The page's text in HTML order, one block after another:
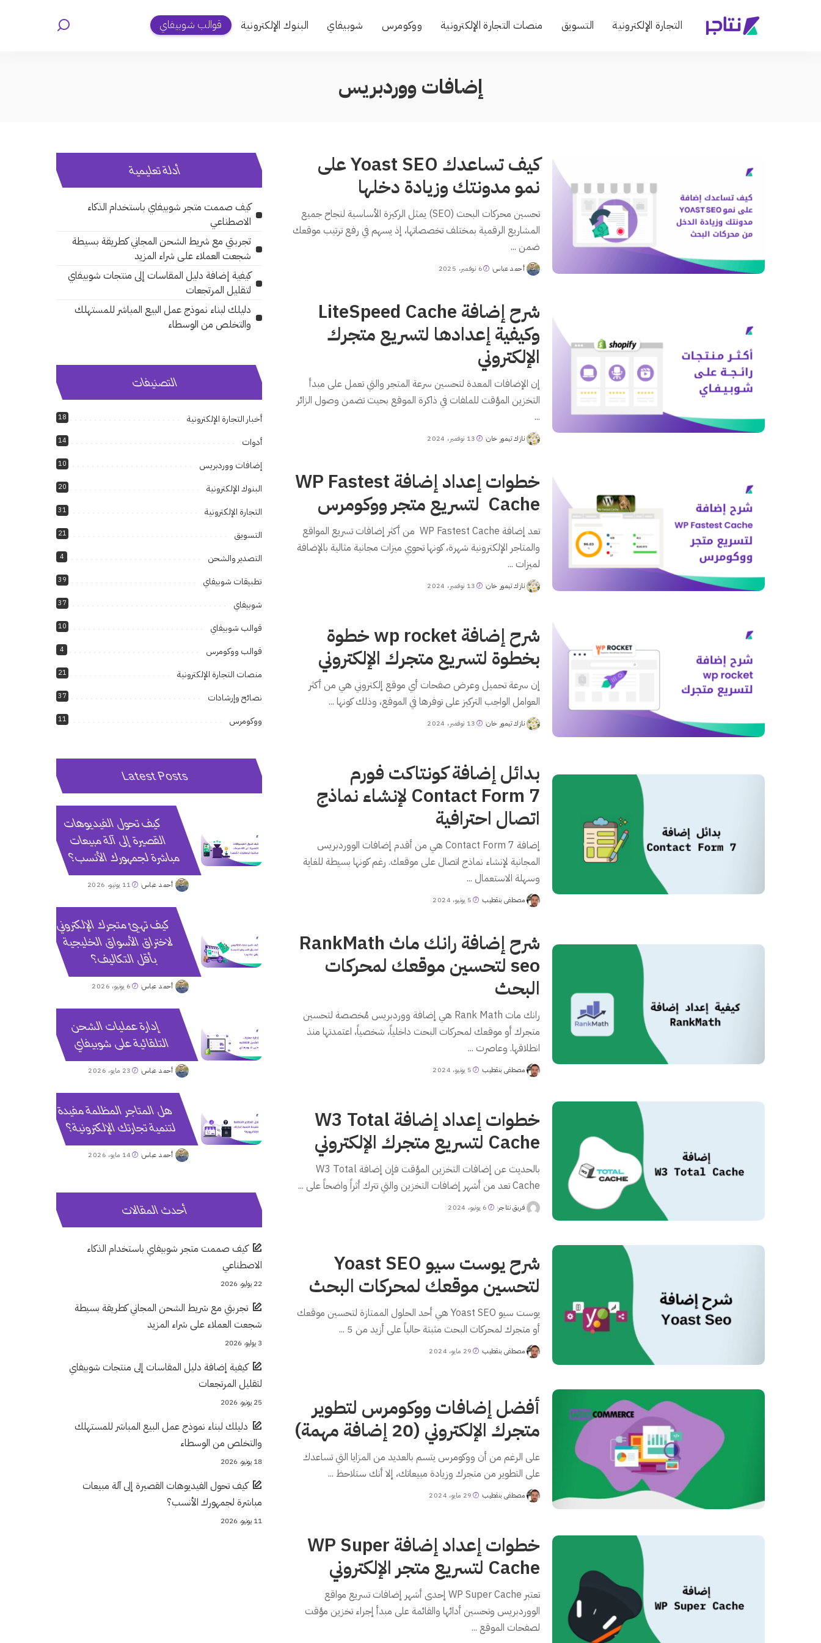
التجارة الإلكترونية التسويق منصات التجارة الإلكترونية ووكومرس شوبيفاي البنوك الإلكترونية قوالب شوبيفاي
إضافات ووردبريس
كيف تساعدك Yoast SEO على
نمو مدونتك وزيادة دخلها
تحسين محركات البحث (SEO) يمثل الركيزة الأساسية لنجاح جميع
المشاريع الرقمية بمختلف تخصصاتها، إذ يسهم في رفع ترتيب موقعك
ضمن ...
Postedأحمد عباس 6 نوفمبر، 2025
شرح إضافة LiteSpeed Cache
وكيفية إعدادها لتسريع متجرك
الإلكتروني
إن الإضافات المعدة لتحسين سرعة المتجر والتي تعمل على مبدأ
التخزين المؤقت للملفات في ذاكرة الموقع بحيث تضمن وصول الزائر
...
Postedنازك تيمور خان 13 نوفمبر، 2024
خطوات إعداد إضافة WP Fastest
Cache لتسريع متجر ووكومرس
تعد إضافة WP Fastest Cache من أكثر إضافات تسريع المواقع
والمتاجر الإلكترونية شهرة، كونها تحوي ميزات مجانية مثالية بالإضافة
لميزات ...
Postedنازك تيمور خان 13 نوفمبر، 2024
شرح إضافة wp rocket خطوة
بخطوة لتسريع متجرك الإلكتروني
إن سرعة تحميل وعرض صفحات أي موقع إلكتروني هي من أكثر
العوامل الواجب التركيز على توفرها في الموقع، وذلك كونها ...
Postedنازك تيمور خان 13 نوفمبر، 2024
بدائل إضافة كونتاكت فورم
Contact Form 7 لإنشاء نماذج
اتصال احترافية
إضافة Contact Form 7 هي من أقدم إضافات الووردبريس
المجانية لإنشاء نماذج اتصال على موقعك. رغم كونها بسيطة للغاية
وسهلة الاستعمال ...
Postedمصطفى بنقطيب 5 يونيو، 2024
شرح إضافة رانك ماث RankMath
seo لتحسين موقعك لمحركات
البحث
رانك ماث Rank Math هي إضافة ووردبريس مُخصصة لتحسين
متجرك أو موقعك لمحركات البحث داخلياً، شخصياً، اعتمدتها منذ
انطلاقها. وعاصرت ...
Postedمصطفى بنقطيب 5 يونيو، 2024
خطوات إعداد إضافة W3 Total
Cache لتسريع متجرك الإلكتروني
بالحديث عن إضافات التخزين المؤقت فإن إضافة W3 Total
Cache تعد من أشهر إضافات التخزين والتي تترك أثراً واضحاً على
...
Postedفريق نتاجر 6 يونيو، 2024
شرح يوست سيو Yoast SEO
لتحسين موقعك لمحركات البحث
يوست سيو Yoast SEO هي أحد الحلول الممتازة لتحسين موقعك
أو متجرك لمحركات البحث مثبتة حالياً على أزيد من 5
...
Postedمصطفى بنقطيب 29 مايو، 2024
أفضل إضافات ووكومرس لتطوير
متجرك الإلكتروني (20 إضافة مهمة)
على الرغم من أن ووكومرس يتسم بالعديد من المزايا التي تساعدك
على التطوير من متجرك وزيادة مبيعاتك، إلا أنك ستلاحظ ...
Postedمصطفى بنقطيب 29 مايو، 2024
خطوات إعداد إضافة WP Super
Cache لتسريع متجر الإلكتروني
تعتبر WP Super Cache إحدى أشهر إضافات تسريع مواقع
الووردبريس وتحسين أدائها والقائمة على مبدأ إجراء تخزين مؤقت
لصفحات الموقع ...
أدلة تعليمية
كيف صممت متجر شوبيفاي باستخدام الذكاء
الاصطناعي
تجربتي مع شريط الشحن المجاني كطريقة بسيطة
شجعت العملاء على شراء المزيد
كيفية إضافة دليل المقاسات إلى منتجات شوبيفاي
لتقليل المرتجعات
دليلك لبناء نموذج عمل البيع المباشر للمستهلك
والتخلص من الوسطاء
التصنيفات
أخبار التجارة الإلكترونية 18
أدوات 14
إضافات ووردبريس 10
البنوك الإلكترونية 20
التجارة الإلكترونية 31
التسويق 21
التصدير والشحن 4
تطبيقات شوبيفاي 39
شوبيفاي 37
قوالب شوبيفاي 10
قوالب ووكومرس 4
منصات التجارة الإلكترونية 21
نصائح وإرشادات 37
ووكومرس 11
Latest Posts
كيف تحول الفيديوهات
القصيرة إلى آلة مبيعات
مباشرة لجمهورك الأنسب؟
Postedأحمد عباس 11 يونيو، 2026
كيف تهيئ متجرك الإلكتروني
لاختراق الأسواق الخليجية
بأقل التكاليف؟
Postedأحمد عباس 6 يونيو، 2026
إدارة عمليات الشحن
التلقائية على شوبيفاي
Postedأحمد عباس 23 مايو، 2026
هل المتاجر المظلمة مفيدة
لتنمية تجارتك الإلكترونية؟
Postedأحمد عباس 14 مايو، 2026
أحدث المقالات
كيف صممت متجر شوبيفاي باستخدام الذكاء
الاصطناعي
22 يوليو، 2026
تجربتي مع شريط الشحن المجاني كطريقة بسيطة
شجعت العملاء على شراء المزيد
3 يوليو، 2026
كيفية إضافة دليل المقاسات إلى منتجات شوبيفاي
لتقليل المرتجعات
25 يونيو، 2026
دليلك لبناء نموذج عمل البيع المباشر للمستهلك
والتخلص من الوسطاء
18 يونيو، 2026
كيف تحول الفيديوهات القصيرة إلى آلة مبيعات
مباشرة لجمهورك الأنسب؟
11 يونيو، 2026